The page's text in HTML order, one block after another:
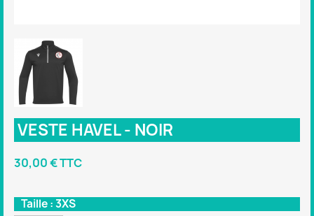
VESTE HAVEL - NOIR
30,00 € TTC
Taille : 3XS